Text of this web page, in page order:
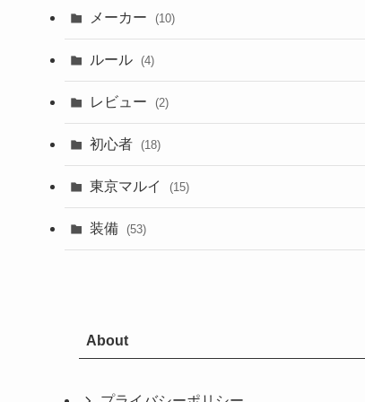
メーカー (10)
ルール (4)
レビュー (2)
初心者 (18)
東京マルイ (15)
装備 (53)
About